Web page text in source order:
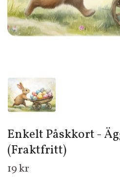
Enkelt Påskkort -
(Fraktfritt)
19 kr